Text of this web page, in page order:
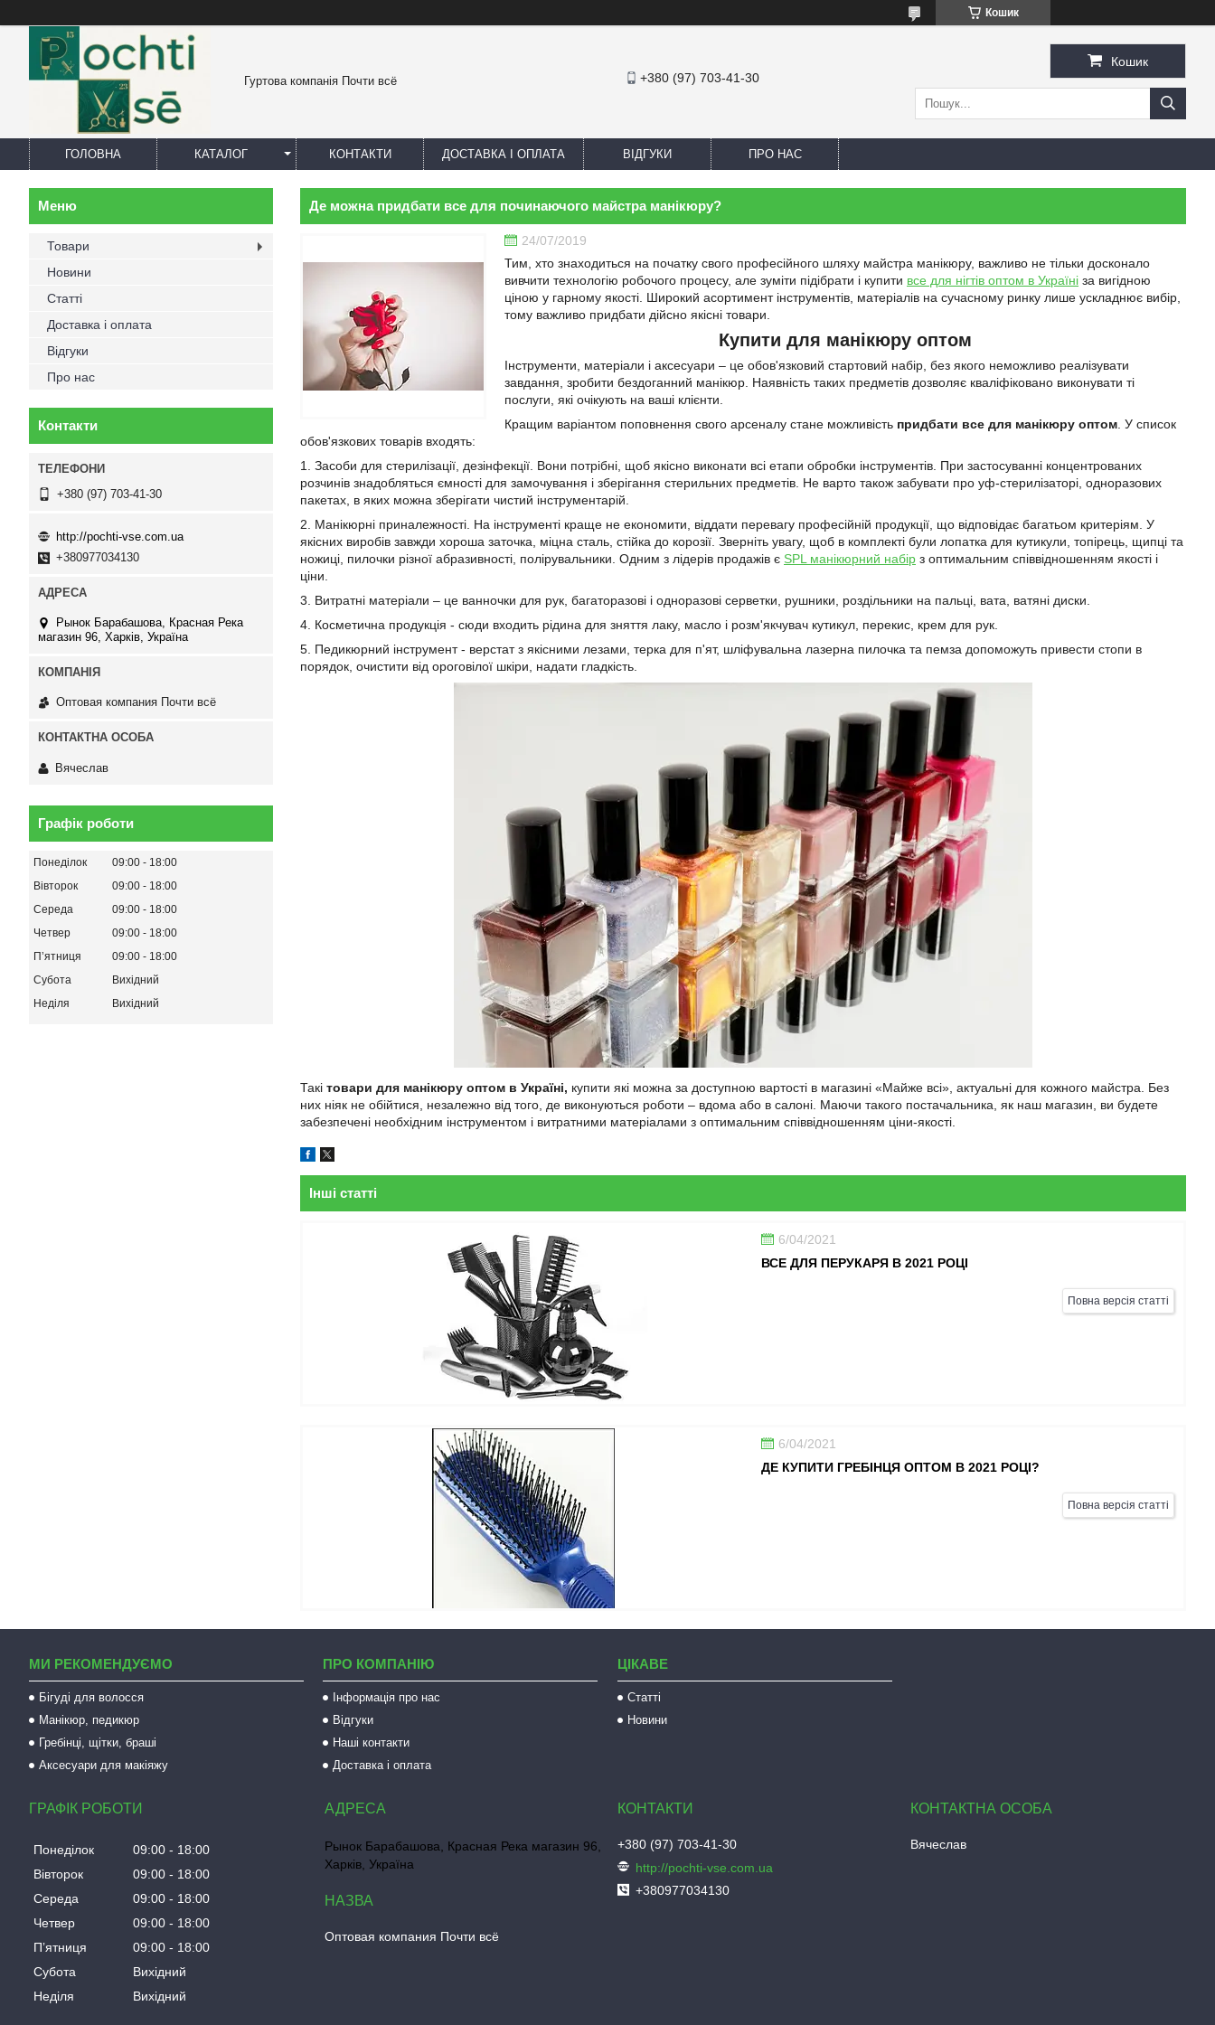
Кошик
Гуртова компанія Почти всё +380 (97) 703-41-30
Кошик
ГОЛОВНА КАТАЛОГ КОНТАКТИ ДОСТАВКА І ОПЛАТА ВІДГУКИ ПРО НАС
Де можна придбати все для починаючого майстра манікюру?
24/07/2019
Тим, хто знаходиться на початку свого професійного шляху майстра манікюру, важливо не тільки досконало
вивчити технологію робочого процесу, але зуміти підібрати і купити все для нігтів оптом в Україні за вигідною
ціною у гарному якості. Широкий асортимент інструментів, матеріалів на сучасному ринку лише ускладнює вибір,
тому важливо придбати дійсно якісні товари.
Купити для манікюру оптом
Інструменти, матеріали і аксесуари – це обов'язковий стартовий набір, без якого неможливо реалізувати
завдання, зробити бездоганний манікюр. Наявність таких предметів дозволяє кваліфіковано виконувати ті
послуги, які очікують на ваші клієнти.
Кращим варіантом поповнення свого арсеналу стане можливість придбати все для манікюру оптом . У список
обов'язкових товарів входять:
1. Засоби для стерилізації, дезінфекції. Вони потрібні, щоб якісно виконати всі етапи обробки інструментів. При застосуванні концентрованих
розчинів знадобляться ємності для замочування і зберігання стерильних предметів. Не варто також забувати про уф-стерилізаторі, одноразових
пакетах, в яких можна зберігати чистий інструментарій.
2. Манікюрні приналежності. На інструменті краще не економити, віддати перевагу професійній продукції, що відповідає багатьом критеріям. У
якісних виробів завжди хороша заточка, міцна сталь, стійка до корозії. Зверніть увагу, щоб в комплекті були лопатка для кутикули, топірець, щипці та
ножиці, пилочки різної абразивності, полірувальники. Одним з лідерів продажів є SPL манікюрний набір з оптимальним співвідношенням якості і
ціни.
3. Витратні матеріали – це ванночки для рук, багаторазові і одноразові серветки, рушники, роздільники на пальці, вата, ватяні диски.
4. Косметична продукція - сюди входить рідина для зняття лаку, масло і розм'якчувач кутикул, перекис, крем для рук.
5. Педикюрний інструмент - верстат з якісними лезами, терка для п'ят, шліфувальна лазерна пилочка та пемза допоможуть привести стопи в
порядок, очистити від ороговілої шкіри, надати гладкість.
Такі товари для манікюру оптом в Україні, купити які можна за доступною вартості в магазині «Майже всі», актуальні для кожного майстра. Без
них ніяк не обійтися, незалежно від того, де виконуються роботи – вдома або в салоні. Маючи такого постачальника, як наш магазин, ви будете
забезпечені необхідним інструментом і витратними матеріалами з оптимальним співвідношенням ціни-якості.
Інші статті
6/04/2021
ВСЕ ДЛЯ ПЕРУКАРЯ В 2021 РОЦІ
Повна версія статті
6/04/2021
ДЕ КУПИТИ ГРЕБІНЦЯ ОПТОМ В 2021 РОЦІ?
Повна версія статті
Товари
Новини
Статті
Доставка і оплата
Відгуки
Про нас
Контакти
+380 (97) 703-41-30
http://pochti-vse.com.ua
+380977034130
Рынок Барабашова, Красная Река
магазин 96, Харків, Україна
Оптовая компания Почти всё
Вячеслав
Графік роботи
Понеділок 09:00
18:00
Вівторок
09:00
18:00
Середа
09:00
18:00
Четвер
09:00
18:00
Пʼятниця
09:00
18:00
Субота
Вихідний
Неділя
Вихідний
МИ РЕКОМЕНДУЄМО
Бігуді для волосся
Манікюр, педикюр
Гребінці, щітки, браші
Аксесуари для макіяжу
ПРО КОМПАНІЮ
Інформація про нас
Відгуки
Наші контакти
Доставка і оплата
ЦІКАВЕ
Статті
Новини
ГРАФІК РОБОТИ
Понеділок 09:00
18:00
Вівторок
09:00
18:00
Середа
09:00
18:00
Четвер
09:00
18:00
Пʼятниця
09:00
18:00
Субота
Вихідний
Неділя
Вихідний
Рынок Барабашова, Красная Река магазин 96,
Харків, Україна
Оптовая компания Почти всё
+380 (97) 703-41-30
http://pochti-vse.com.ua
+380977034130
Вячеслав